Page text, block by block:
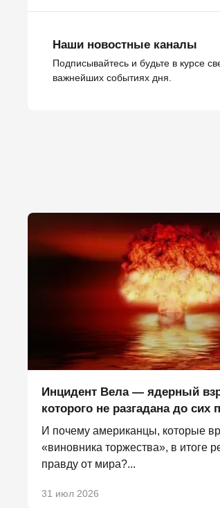
Наши новостные каналы
Подписывайтесь и будьте в курсе
важнейших событиях дня.
Инцидент Вела — ядерный
которого не разгадана до сих
И почему американцы, которые
«виновника торжества», в итоге
правду от мира?...
31 июл 2026